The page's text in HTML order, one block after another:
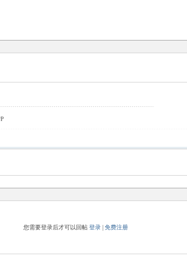
您需要登录后才可以回帖 登录 免费注册